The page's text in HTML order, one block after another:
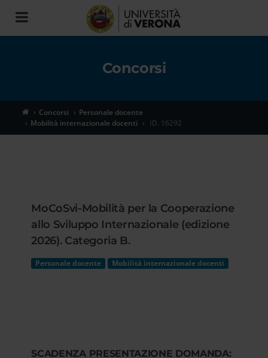
Toggle
navigation
Concorsi
Concorsi
Personale docente
Mobilità internazionale docenti
ID. 16292
MoCoSvi-Mobilità per la Cooperazione
allo Sviluppo Internazionale (edizione
2026). Categoria B.
Personale docente Mobilità internazionale docenti
SCADENZA PRESENTAZIONE DOMANDA: